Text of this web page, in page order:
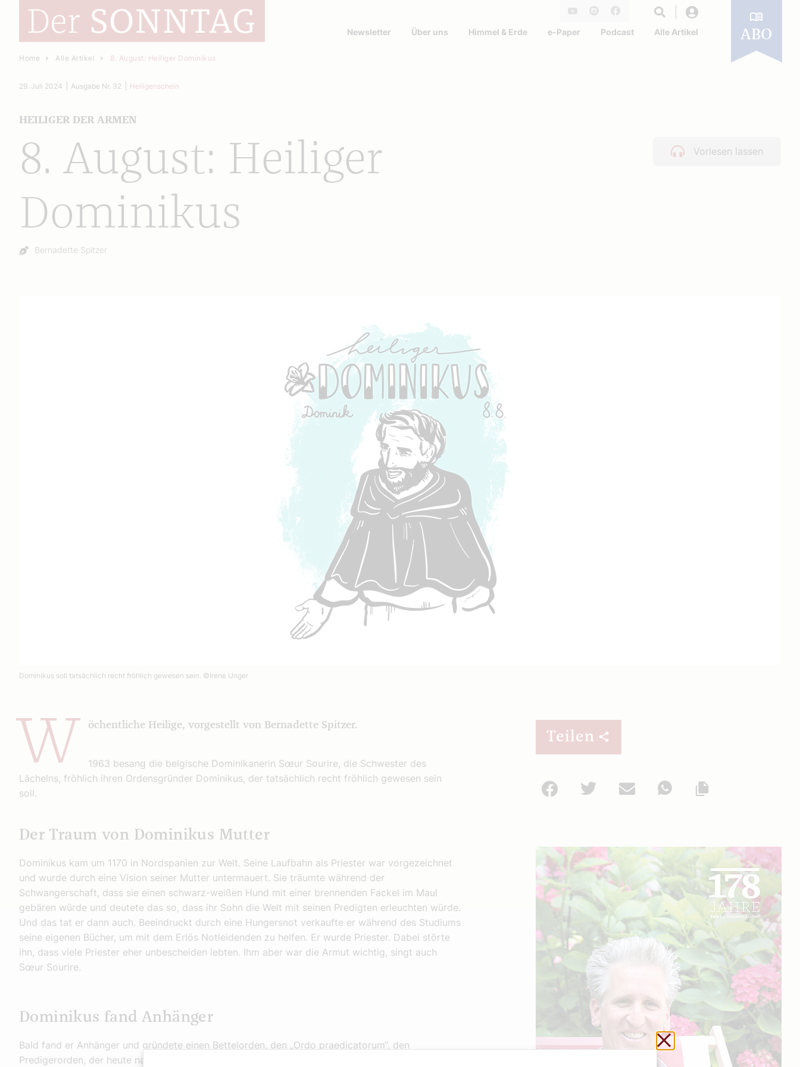
Facebook
Newsletter Über uns Himmel & Erde e-Paper Podcast Alle Artikel ABO
Home Alle Artikel 8. August: Heiliger Dominikus
Vorlesen lassen
8. August: Heiliger
Dominikus
HEILIGER DER ARMEN
29. Juli 2024 Ausgabe Nr. 32 Heiligenschein
Autor:
Bernadette Spitzer
Dominikus soll tatsächlich recht fröhlich gewesen sein. ©Irene Unger
W öchentliche Heilige, vorgestellt von Bernadette Spitzer.
1963 besang die belgische Dominikanerin Sœur Sourire, die Schwester des
Lächelns, fröhlich ihren Ordensgründer Dominikus, der tatsächlich recht fröhlich gewesen sein
soll.
Der Traum von Dominikus Mutter
Dominikus kam um 1170 in Nordspanien zur Welt. Seine Laufbahn als Priester war vorgezeichnet
und wurde durch eine Vision seiner Mutter untermauert. Sie träumte während der
Schwangerschaft, dass sie einen schwarz-weißen Hund mit einer brennenden Fackel im Maul
gebären würde und deutete das so, dass ihr Sohn die Welt mit seinen Predigten erleuchten würde.
Und das tat er dann auch. Beeindruckt durch eine Hungersnot verkaufte er während des Studiums
seine eigenen Bücher, um mit dem Erlös Notleidenden zu helfen. Er wurde Priester. Dabei störte
ihn, dass viele Priester eher unbescheiden lebten. Ihm aber war die Armut wichtig, singt auch
Sœur Sourire.
Dominikus fand Anhänger
Bald fand er Anhänger und gründete einen Bettelorden, den „Ordo praedicatorum“, den
Predigerorden, der heute nach dem Gründer Dominikanerorden genannt wird. Die Dominikaner
Teilen
Facebook
Twitter Mail
WhatsApp
Schließen ohne zu